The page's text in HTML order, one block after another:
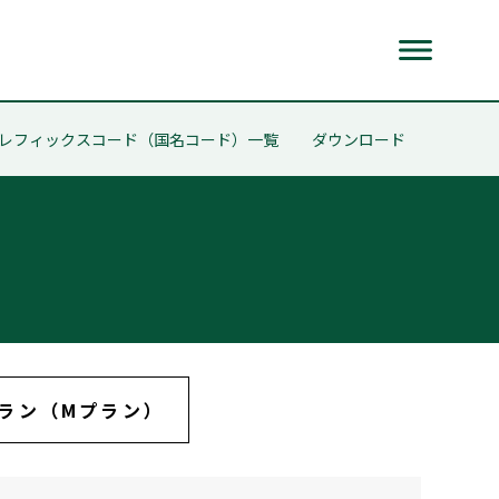
フィックスコード（国名コード）一覧 ダウンロード
ン（Mプラン）